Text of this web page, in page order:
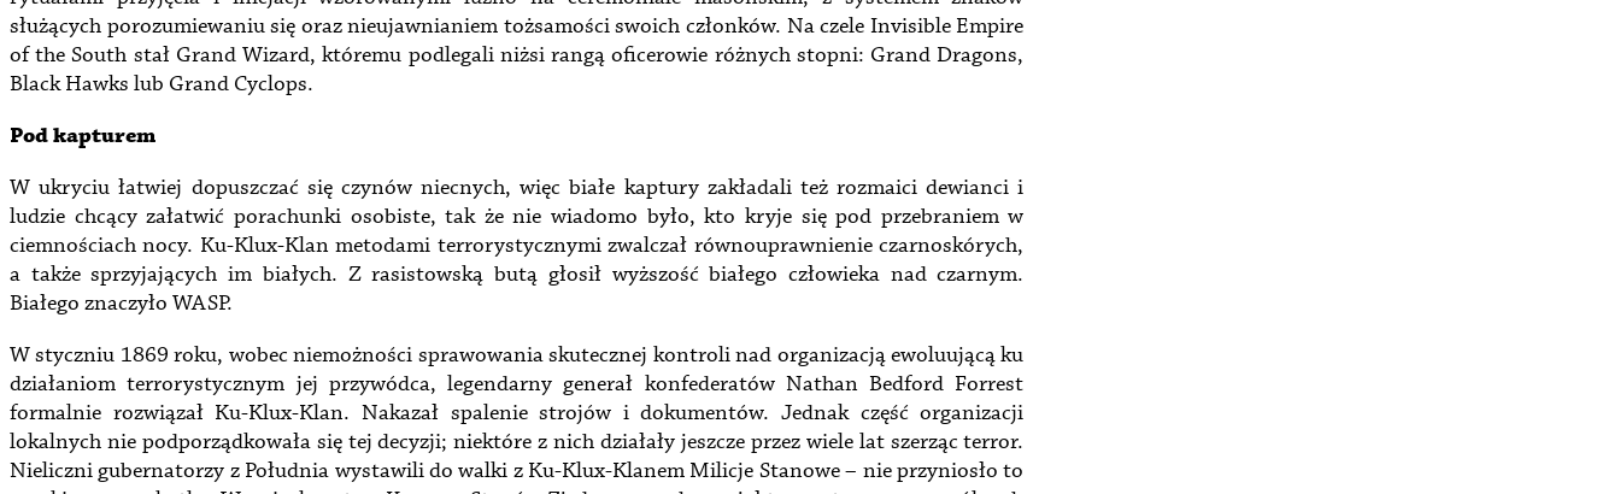
służących porozumiewaniu się oraz nieujawnianiem tożsamości swoich członków. Na czele Invisible Empire
of the South stał Grand Wizard, któremu podlegali niżsi rangą oficerowie różnych stopni: Grand Dragons,
Black Hawks lub Grand Cyclops.
Pod kapturem
W ukryciu łatwiej dopuszczać się czynów niecnych, więc białe kaptury zakładali też rozmaici dewianci i
ludzie chcący załatwić porachunki osobiste, tak że nie wiadomo było, kto kryje się pod przebraniem w
ciemnościach nocy. Ku-Klux-Klan metodami terrorystycznymi zwalczał równouprawnienie czarnoskórych,
a także sprzyjających im białych. Z rasistowską butą głosił wyższość białego człowieka nad czarnym.
Białego znaczyło WASP.
W styczniu 1869 roku, wobec niemożności sprawowania skutecznej kontroli nad organizacją ewoluującą ku
działaniom terrorystycznym jej przywódca, legendarny generał konfederatów Nathan Bedford Forrest
formalnie rozwiązał Ku-Klux-Klan. Nakazał spalenie strojów i dokumentów. Jednak część organizacji
lokalnych nie podporządkowała się tej decyzji; niektóre z nich działały jeszcze przez wiele lat szerząc terror.
Nieliczni gubernatorzy z Południa wystawili do walki z Ku-Klux-Klanem Milicje Stanowe – nie przyniosło to